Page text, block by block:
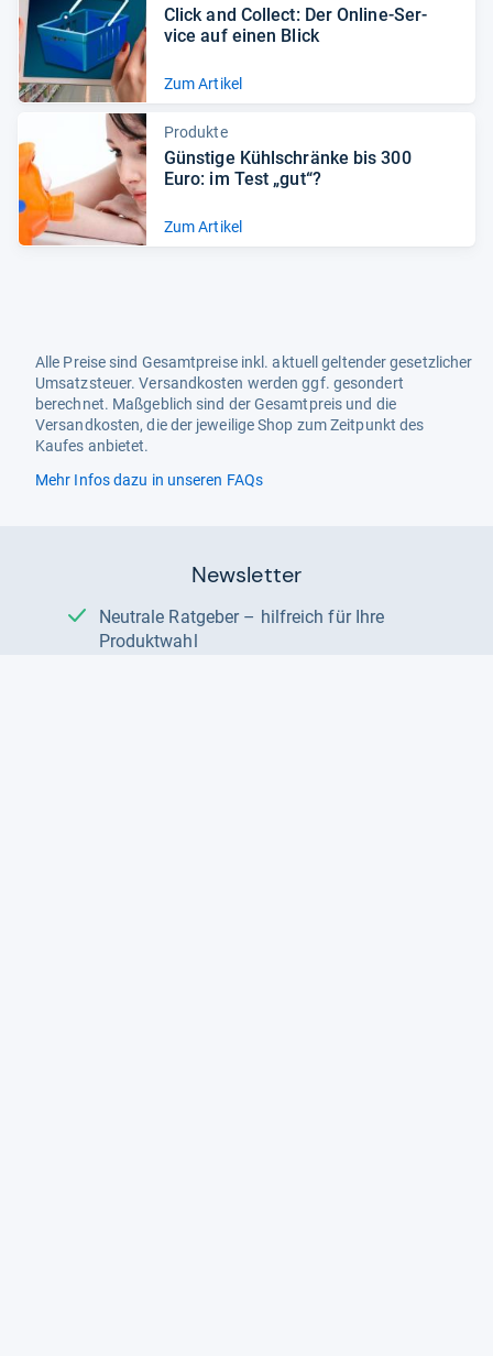
Click and Col­lect: Der Online-​Ser­
vice auf einen Blick
Zum Artikel
Produkte
Güns­tige Kühl­schränke bis 300
Euro: im Test „gut“?
Zum Artikel
Alle Preise sind Gesamtpreise inkl. aktuell geltender gesetzlicher
Umsatzsteuer. Versandkosten werden ggf. gesondert
berechnet. Maßgeblich sind der Gesamtpreis und die
Versandkosten, die der jeweilige Shop zum Zeitpunkt des
Kaufes anbietet.
Mehr Infos dazu in unseren FAQs
Newsletter
Neutrale Ratgeber – hilfreich für Ihre
Produktwahl